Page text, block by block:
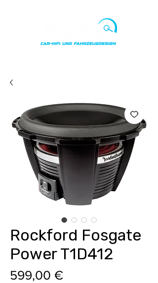
Rockford Fosgate
Power T1D412
599,00 €Preis